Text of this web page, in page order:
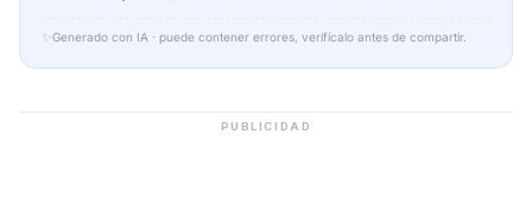
✨ Generado con IA · puede contener errores, verifícalo antes de compartir.
PUBLICIDAD